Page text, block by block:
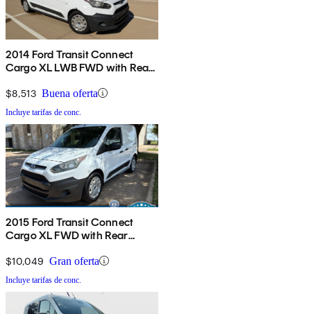
2014 Ford Transit Connect
Cargo XL LWB FWD with Rear
$8,513 Buena oferta
Incluye tarifas de conc.
2015 Ford Transit Connect
Cargo XL FWD with Rear
$10,049 Gran oferta
Incluye tarifas de conc.